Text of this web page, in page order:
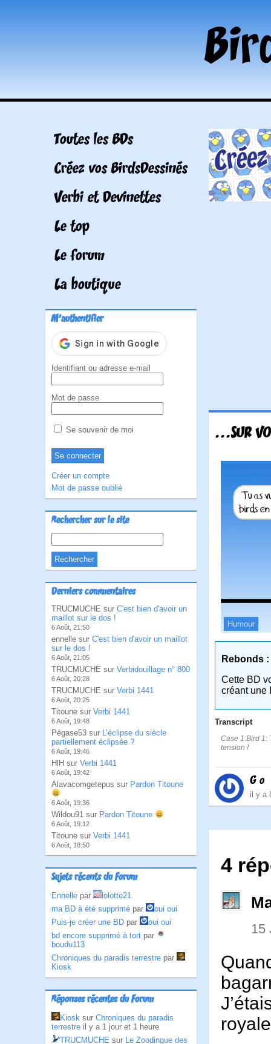
Toutes les BDs
Créez vos BirdsDessinés
Verbi et Devinettes
Le top
Le forum
La boutique
M'authentifier
Identifiant ou adresse e-mail
Mot de passe
Se souvenir de moi
Créer un compte
Mot de passe oublié
Rechercher sur le site
Derniers commentaires
TRUCMUCHE sur C'est bien d'avoir un
maillot sur le dos !
6 Août, 21:50
ennelle sur C'est bien d'avoir un maillot
sur le dos !
6 Août, 21:05
TRUCMUCHE sur Verbidouillage n° 800
6 Août, 20:28
TRUCMUCHE sur Verbi 1441
6 Août, 20:25
Titoune sur Verbi 1441
6 Août, 19:48
Pégase53 sur L’éclipse du siècle
partiellement éclipsée ?
6 Août, 19:46
HlH sur Verbi 1441
6 Août, 19:42
Alavacomgetepus sur Pardon Titoune
6 Août, 19:36
Wildou91 sur Pardon Titoune
6 Août, 19:12
Titoune sur Verbi 1441
6 Août, 18:50
Sujets récents du Forum
Ennelle par
lolotte21
ma BD à été supprimé par
oui oui
Puis-je créer une BD par
oui oui
bd encore supprimé à tort par
boudu113
Chroniques du paradis terrestre par
Kiosk
Réponses récentes du Forum
Kiosk sur Chroniques du paradis
terrestre il y a 1 jour et 1 heure
TRUCMUCHE sur Le Zoodingue des
...SUR
Humour
Rebonds :
Cette BD
créant une
Transcript
Case 1:Bird 1:
tension !
G o
il y a
4
15